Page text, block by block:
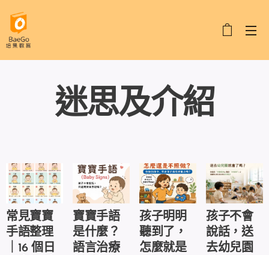
迷思及介紹
常見寶寶
手語整理
｜16 個日
寶寶手語
是什麼？
語言治療
孩子明明
聽到了，
怎麼就是
孩子不會
說話，送
去幼兒園